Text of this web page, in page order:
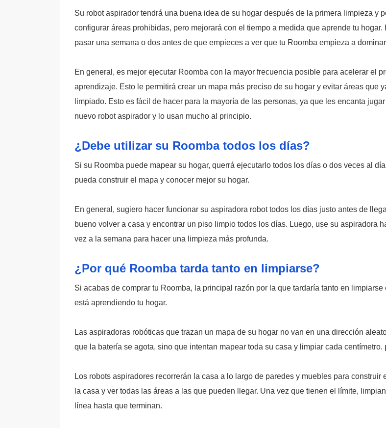
Su robot aspirador tendrá una buena idea de su hogar después de la primera limpieza y
configurar áreas prohibidas, pero mejorará con el tiempo a medida que aprende tu hogar.
pasar una semana o dos antes de que empieces a ver que tu Roomba empieza a
En general, es mejor ejecutar Roomba con la mayor frecuencia posible para acelerar el
aprendizaje. Esto le permitirá crear un mapa más preciso de su hogar y evitar áreas que
limpiado. Esto es fácil de hacer para la mayoría de las personas, ya que les encanta
nuevo robot aspirador y lo usan mucho al principio.
¿Debe utilizar su Roomba todos los días?
Si su Roomba puede mapear su hogar, querrá ejecutarlo todos los días o dos veces al
pueda construir el mapa y conocer mejor su hogar.
En general, sugiero hacer funcionar su aspiradora robot todos los días justo antes de
bueno volver a casa y encontrar un piso limpio todos los días. Luego, use su aspiradora
vez a la semana para hacer una limpieza más profunda.
¿Por qué Roomba tarda tanto en limpiarse?
Si acabas de comprar tu Roomba, la principal razón por la que tardaría tanto en limpiarse
está aprendiendo tu hogar.
Las aspiradoras robóticas que trazan un mapa de su hogar no van en una dirección
que la batería se agota, sino que intentan mapear toda su casa y limpiar cada centímetro.
Los robots aspiradores recorrerán la casa a lo largo de paredes y muebles para construir
la casa y ver todas las áreas a las que pueden llegar. Una vez que tienen el límite,
línea hasta que terminan.